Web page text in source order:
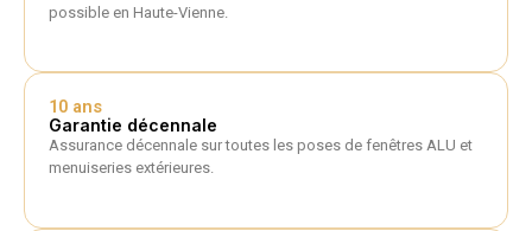
possible en Haute-Vienne.
10 ans
Garantie décennale
Assurance décennale sur toutes les poses de fenêtres ALU et
menuiseries extérieures.